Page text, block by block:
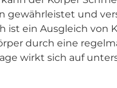
gewährleistet und
ein Ausgleich von
durch eine
wirkt sich auf